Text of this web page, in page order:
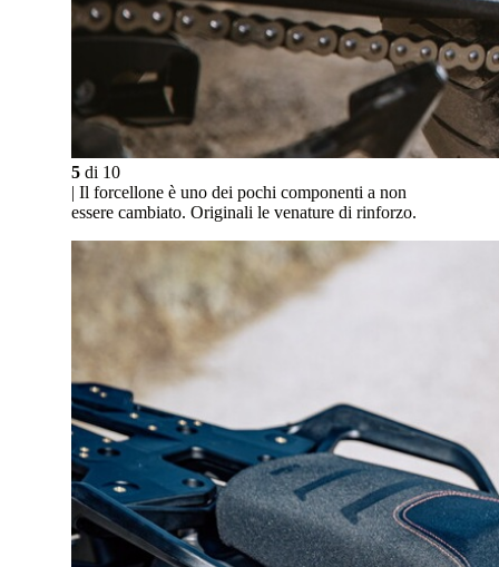
5 di 10
| Il forcellone è uno dei pochi componenti a non
essere cambiato. Originali le venature di rinforzo.